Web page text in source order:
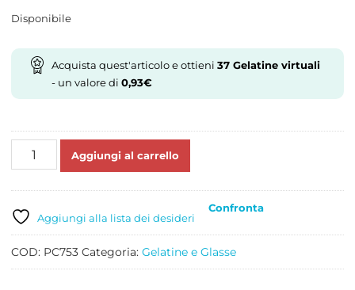
Disponibile
Acquista quest'articolo e ottieni 37Gelatine virtuali
- un valore di 0,93€
GLASSA
quantità
Aggiungi al carrello
Aggiungi alla lista dei desideri
Confronta
COD: PC753 Categoria: Gelatine e Glasse